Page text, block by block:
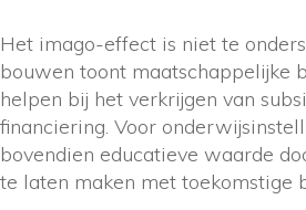
Het imago-effect is niet te
bouwen toont maatschappelijke
helpen bij het verkrijgen van
financiering. Voor
bovendien educatieve waarde
te laten maken met toekomstige